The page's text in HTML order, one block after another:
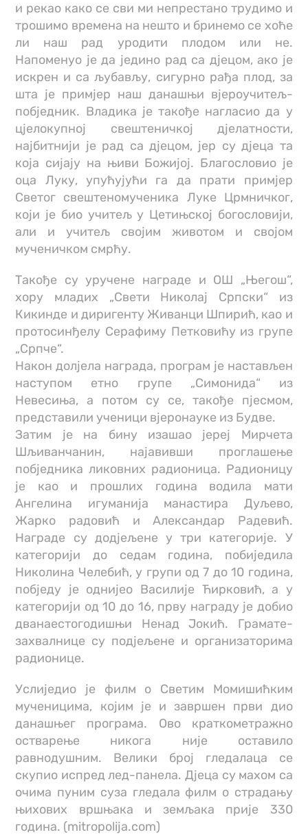
и рекао како се сви ми непрестано трудимо и
трошимо времена на нешто и бринемо се хоће
ли наш рад уродити плодом или не.
Напоменуо је да једино рад са дјецом, ако је
искрен и са љубављу, сигурно рађа плод, за
шта је примјер наш данашњи вјероучитељ-
побједник. Владика је такође нагласио да у
цјелокупној свештеничкој дјелатности,
најбитнији је рад са дјецом, јер су дјеца та
која сијају на њиви Божијој. Благословио је
оца Луку, упућујући га да прати примјер
Светог свештеномученика Луке Црмничког,
који је био учитељ у Цетињској богословији,
али и учитељ својим животом и својом
мученичком смрћу.
Такође су уручене награде и ОШ „Његош“,
хору младих „Свети Николај Српски“ из
Кикинде и диригенту Живанци Шпирић, као и
протосинђелу Серафиму Петковићу из групе
„Српче“.
Након долјела награда, програм је настављен
наступом етно групе „Симонида“ из
Невесиња, а потом су се, такође пјесмом,
представили ученици вјеронауке из Будве.
Затим је на бину изашао јереј Мирчета
Шљиванчанин, најавивши проглашење
побједника ликовних радионица. Радионицу
је као и прошлих година водила мати
Ангелина игуманија манастира Дуљево,
Жарко радовић и Александар Радевић.
Награде су додјељене у три категорије. У
категорији до седам година, побиједила
Николина Челебић, у групи од 7 до 10 година,
побједу је однијео Василије Ћирковић, а у
категорији од 10 до 16, прву награду је добио
дванаестогодишњи Ненад Јокић. Грамате-
захвалнице су подјељене и организаторима
радионице.
Услиједио је филм о Светим Момишићким
мученицима, којим је и завршен први дио
данашњег програма. Ово краткометражно
остварење никога није оставило
равнодушним. Велики број гледалаца се
скупио испред лед-панела. Дјеца су махом са
очима пуним суза гледала филм о страдању
њихових вршњака и земљака прије 330
година. (mitropolija.com)